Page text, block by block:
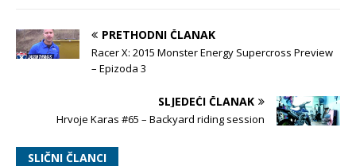
PRETHODNI ČLANAK
Racer X: 2015 Monster Energy Supercross Preview
– Epizoda 3
SLJEDEĆI ČLANAK
Hrvoje Karas #65 – Backyard riding session
SLIČNI ČLANCI